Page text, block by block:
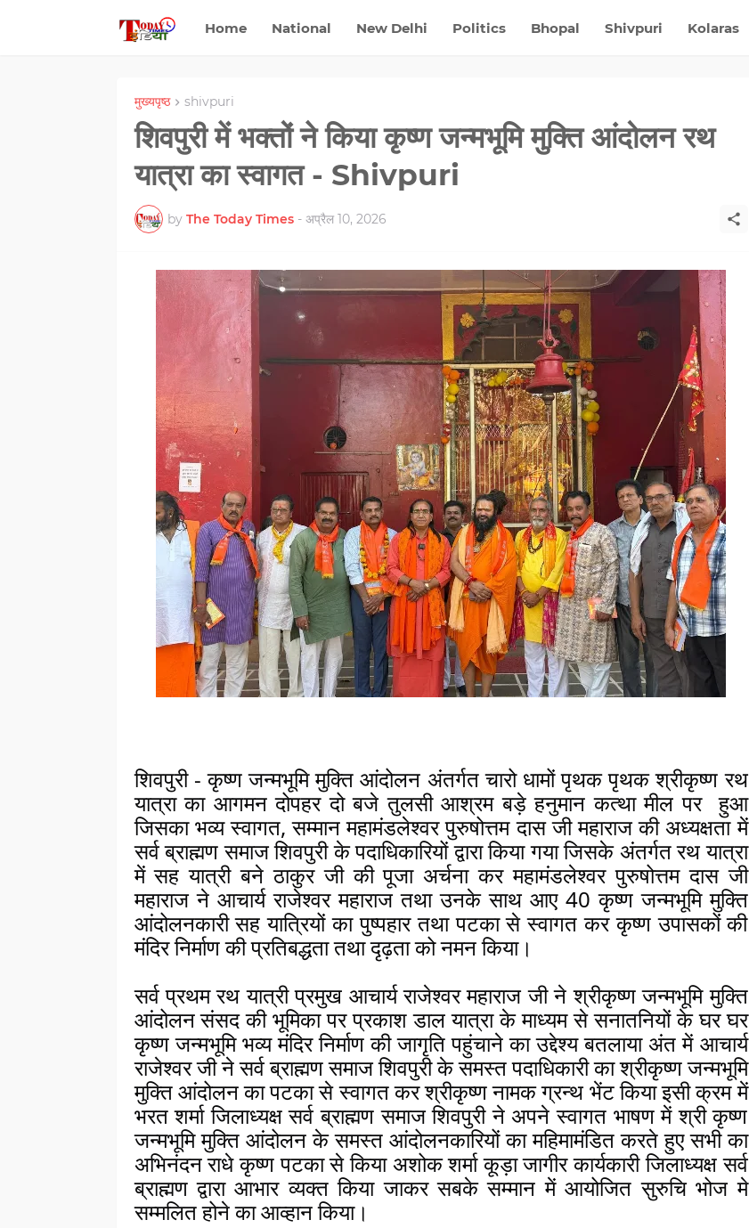
Home National New Delhi Politics Bhopal Shivpuri Kolaras
मुख्यपृष्ठ shivpuri
शिवपुरी में भक्‍तों ने किया कृष्ण जन्मभूमि मुक्ति आंदोलन रथ
यात्रा का स्वागत - Shivpuri
by The Today Times - अप्रैल 10, 2026
शिवपुरी - कृष्ण जन्मभूमि मुक्ति आंदोलन अंतर्गत चारो धामों पृथक पृथक श्रीकृष्ण रथ
यात्रा का आगमन दोपहर दो बजे तुलसी आश्रम बड़े हनुमान कत्था मील पर  हुआ
जिसका भव्य स्वागत, सम्मान महामंडलेश्वर पुरुषोत्तम दास जी महाराज की अध्यक्षता में
सर्व ब्राह्मण समाज शिवपुरी के पदाधिकारियों द्वारा किया गया जिसके अंतर्गत रथ यात्रा
में सह यात्री बने ठाकुर जी की पूजा अर्चना कर महामंडलेश्वर पुरुषोत्तम दास जी
महाराज ने आचार्य राजेश्वर महाराज तथा उनके साथ आए 40 कृष्ण जन्मभूमि मुक्ति
आंदोलनकारी सह यात्रियों का पुष्पहार तथा पटका से स्वागत कर कृष्ण उपासकों की
मंदिर निर्माण की प्रतिबद्धता तथा दृढ़ता को नमन किया।
सर्व प्रथम रथ यात्री प्रमुख आचार्य राजेश्वर महाराज जी ने श्रीकृष्ण जन्मभूमि मुक्ति
आंदोलन संसद की भूमिका पर प्रकाश डाल यात्रा के माध्यम से सनातनियों के घर घर
कृष्ण जन्मभूमि भव्य मंदिर निर्माण की जागृति पहुंचाने का उद्देश्य बतलाया अंत में आचार्य
राजेश्वर जी ने सर्व ब्राह्मण समाज शिवपुरी के समस्त पदाधिकारी का श्रीकृष्ण जन्मभूमि
मुक्ति आंदोलन का पटका से स्वागत कर श्रीकृष्ण नामक ग्रन्थ भेंट किया इसी क्रम में
भरत शर्मा जिलाध्यक्ष सर्व ब्राह्मण समाज शिवपुरी ने अपने स्वागत भाषण में श्री कृष्ण
जन्मभूमि मुक्ति आंदोलन के समस्त आंदोलनकारियों का महिमामंडित करते हुए सभी का
अभिनंदन राधे कृष्ण पटका से किया अशोक शर्मा कूड़ा जागीर कार्यकारी जिलाध्यक्ष सर्व
ब्राह्मण द्वारा आभार व्यक्त किया जाकर सबके सम्मान में आयोजित सुरुचि भोज मे
सम्मलित होने का आव्हान किया।